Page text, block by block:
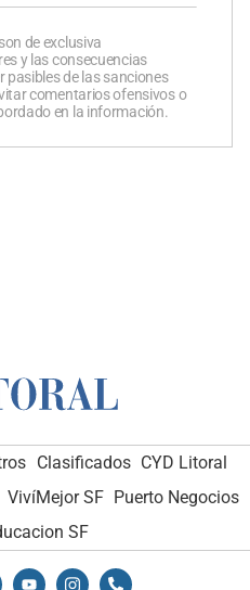
de exclusiva
y las consecuencias
pasibles de las sanciones
comentarios ofensivos o
en la información.
Clasificados CYD Litoral
VivíMejor SF Puerto Negocios
SF